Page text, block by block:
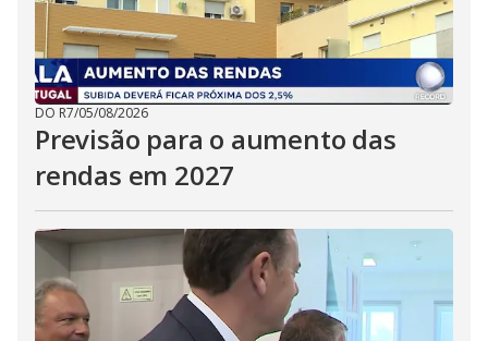
DO R7/05/08/2026
Previsão para o aumento das
rendas em 2027